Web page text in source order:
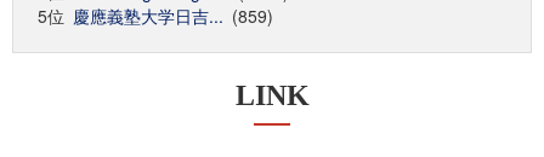
5位 慶應義塾大学日吉... (859)
LINK